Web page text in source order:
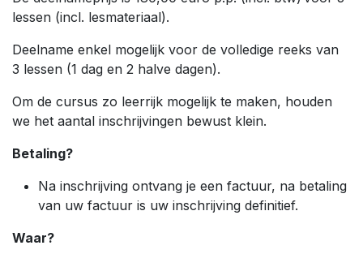
lessen (incl. lesmateriaal).
Deelname enkel mogelijk voor de volledige reeks van
3 lessen (1 dag en 2 halve dagen).
Om de cursus zo leerrijk mogelijk te maken, houden
we het aantal inschrijvingen bewust klein.
Betaling?
Na inschrijving ontvang je een factuur, na betaling
van uw factuur is uw inschrijving definitief.
Waar?